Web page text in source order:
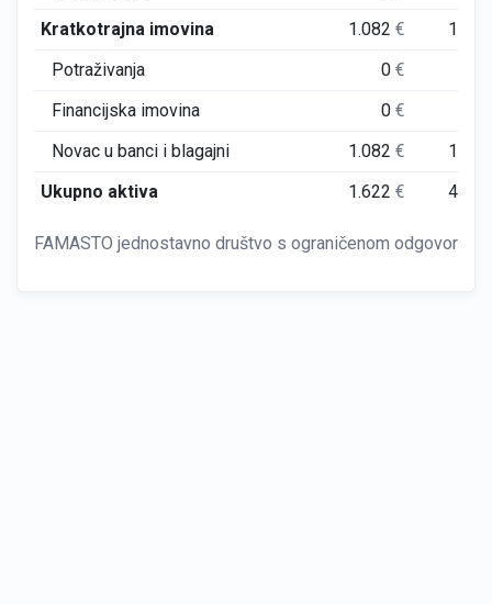
Kratkotrajna imovina
1.082€ 125
Potraživanja
0€
Financijska imovina
0€
Novac u banci i blagajni
1.082€ 125
Ukupno aktiva
1.622€ 460
FAMASTO jednostavno društvo s ograničenom